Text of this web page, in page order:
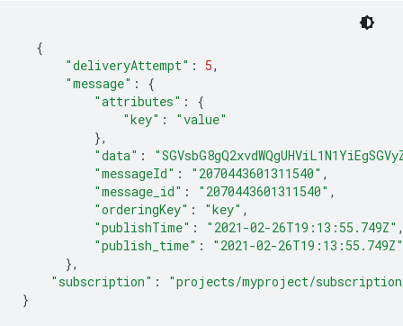
{
"deliveryAttempt" : 5
"message" :
{
"attributes" :
{
"key" :
"value"
}
"data" :
"messageId" : "2070443601311540"
"message_id" : "2070443601311540"
"orderingKey" : "key"
"publishTime" :
"2021-02-26T19:13:55.749Z"
"publish_time" :
"2021-02-26T19:13:55.749Z"
}
"subscription" :
"projects/myproject/
}